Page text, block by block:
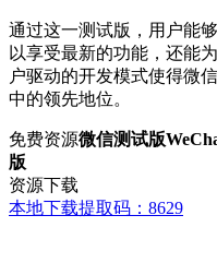
通过这一测试版，用户能
以享受最新的功能，还能
户驱动的开发模式使得微
中的领先地位。
免费资源微信测试版
版
资源下载
本地下载提取码：8629